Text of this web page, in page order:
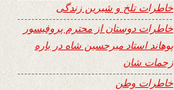
خاطرات تلخ و شیرین زندگی
خاطرات دوستان از محترم پروفیسور
پوهاند استاد میرحسین شاه در باره
زحمات شان
خاطرات وطن